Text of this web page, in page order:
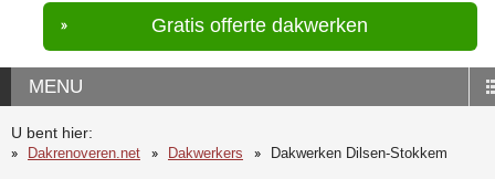
Gratis offerte dakwerken
MENU
U bent hier:
Dakrenoveren.net
Dakwerkers Dakwerken Dilsen-Stokkem